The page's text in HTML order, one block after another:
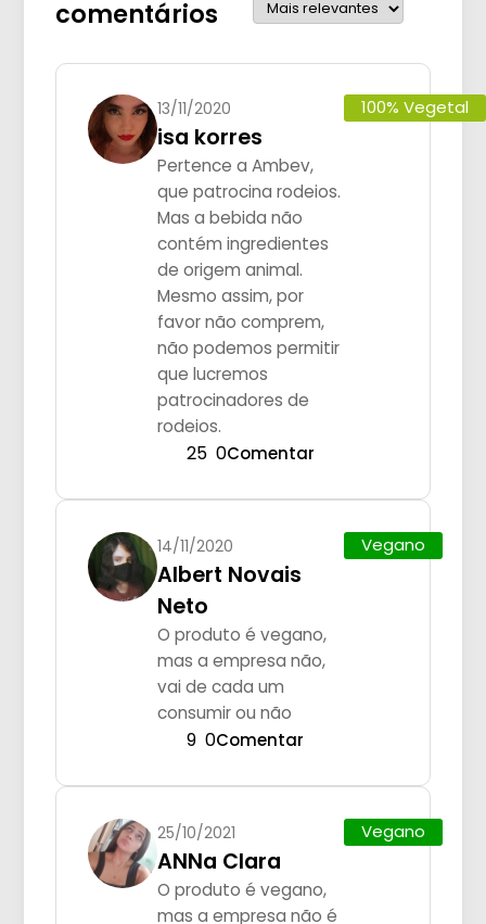
comentários
13/11/2020
isa korres
Pertence a Ambev,
que patrocina rodeios.
Mas a bebida não
contém ingredientes
de origem animal.
Mesmo assim, por
favor não comprem,
não podemos permitir
que lucremos
patrocinadores de
rodeios.
100% Vegetal
25 0Comentar
14/11/2020
Albert Novais
Neto
O produto é vegano,
mas a empresa não,
vai de cada um
consumir ou não
Vegano
9 0Comentar
25/10/2021
ANNa Clara
O produto é vegano,
mas a empresa não é
Vegano